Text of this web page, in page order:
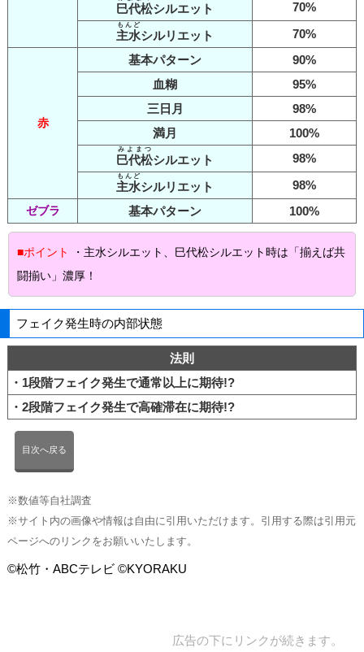
巳代松シルエット 70%
主水
もんど
シルリエット 70%
赤
基本パターン
90%
血糊
95%
三日月
98%
満月
100%
巳代松
みよまつ
シルエット 98%
主水
もんど
シルリエット 98%
ゼブラ 基本パターン 100%
■ポイント
・主水シルエット、巳代松シルエット時は「揃えば共
闘揃い」濃厚！
フェイク発生時の内部状態
法則
・1段階フェイク発生で通常以上に期待!?
・2段階フェイク発生で高確滞在に期待!?
目次へ戻る
※数値等自社調査
※サイト内の画像や情報は自由に引用いただけます。引用する際は引用元
ページへのリンクをお願いいたします。
©松竹・ABCテレビ ©KYORAKU
広告の下にリンクが続きます。